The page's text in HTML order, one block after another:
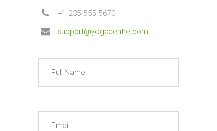
+1 235 555 5670
support@yogacentre.com